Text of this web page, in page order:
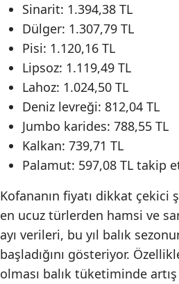
Sinarit: 1.394,38 TL
Dülger: 1.307,79 TL
Pisi: 1.120,16 TL
Lipsoz: 1.119,49 TL
Lahoz: 1.024,50 TL
Deniz levreği: 812,04 TL
Jumbo karides: 788,55 TL
Kalkan: 739,71 TL
Palamut: 597,08 TL takip
Kofananın fiyatı dikkat
en ucuz türlerden hamsi ve
ayı verileri, bu yıl balık
başladığını gösteriyor.
olması balık tüketiminde